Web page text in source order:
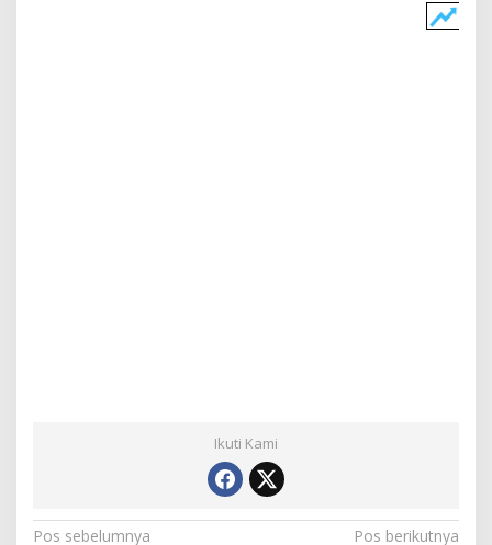
Ikuti Kami
Pos sebelumnya
Pos berikutnya